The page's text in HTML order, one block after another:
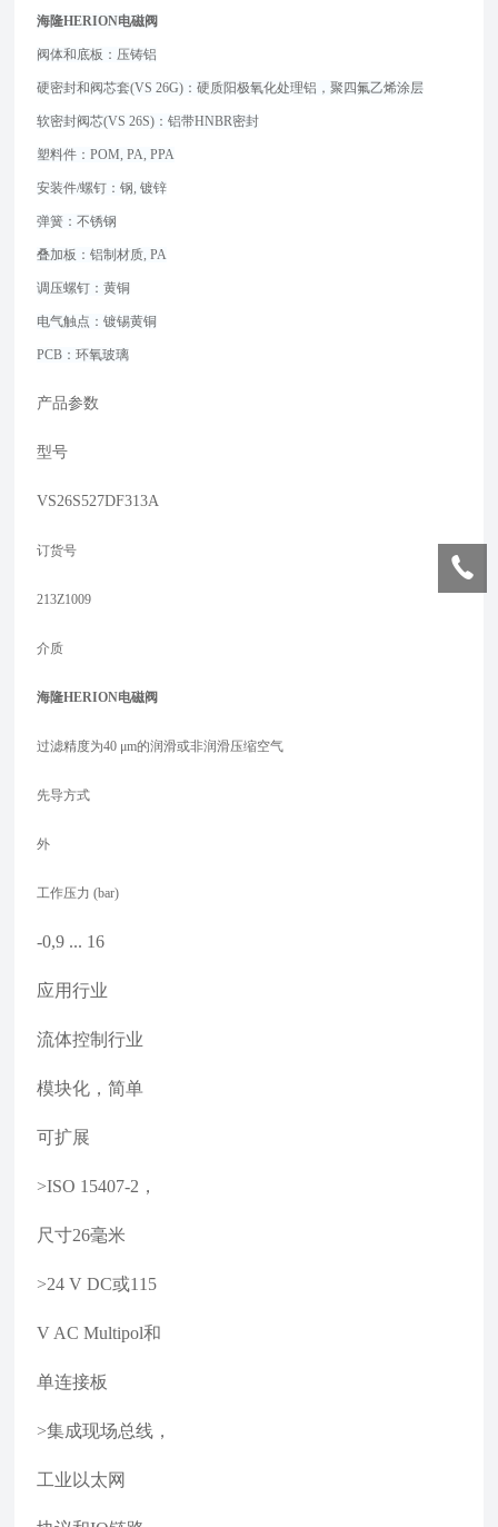
海隆HERION电磁阀
阀体和底板：压铸铝
硬密封和阀芯套(VS 26G)：硬质阳极氧化处理铝，聚四氟乙烯涂层
软密封阀芯(VS 26S)：铝带HNBR密封
塑料件：POM, PA, PPA
安装件/螺钉：钢, 镀锌
弹簧：不锈钢
叠加板：铝制材质, PA
调压螺钉：黄铜
电气触点：镀锡黄铜
PCB：环氧玻璃
产品参数
型号
VS26S527DF313A
订货号
213Z1009
介质
海隆HERION电磁阀
过滤精度为40 μm的润滑或非润滑压缩空气
先导方式
外
工作压力 (bar)
-0,9 ... 16
应用行业
流体控制行业
模块化，简单
可扩展
>ISO 15407-2，
尺寸26毫米
>24 V DC或115
V AC Multipol和
单连接板
>集成现场总线，
工业以太网